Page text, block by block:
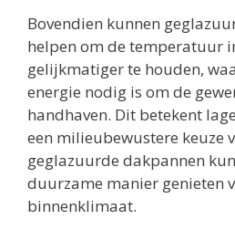
Bovendien kunnen
helpen om de temperatuur
gelijkmatiger te houden,
energie nodig is om de
handhaven. Dit betekent
een milieubewustere keuze
geglazuurde dakpannen
duurzame manier genieten
binnenklimaat.